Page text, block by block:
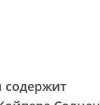
содержит